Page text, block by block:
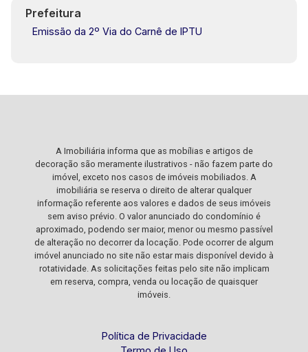
Prefeitura
Emissão da 2º Via do Carnê de IPTU
A Imobiliária informa que as mobílias e artigos de
decoração são meramente ilustrativos - não fazem parte do
imóvel, exceto nos casos de imóveis mobiliados. A
imobiliária se reserva o direito de alterar qualquer
informação referente aos valores e dados de seus imóveis
sem aviso prévio. O valor anunciado do condomínio é
aproximado, podendo ser maior, menor ou mesmo passível
de alteração no decorrer da locação. Pode ocorrer de algum
imóvel anunciado no site não estar mais disponível devido à
rotatividade. As solicitações feitas pelo site não implicam
em reserva, compra, venda ou locação de quaisquer
imóveis.
Política de Privacidade